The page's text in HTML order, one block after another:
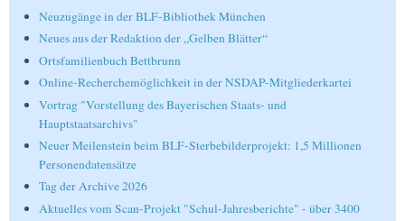
Neuzugänge in der BLF-Bibliothek München
Neues aus der Redaktion der „Gelben Blätter“
Ortsfamilienbuch Bettbrunn
Online-Recherchemöglichkeit in der NSDAP-Mitgliederkartei
Vortrag "Vorstellung des Bayerischen Staats- und
Hauptstaatsarchivs"
Neuer Meilenstein beim BLF-Sterbebilderprojekt: 1,5 Millionen
Personendatensätze
Tag der Archive 2026
Aktuelles vom Scan-Projekt "Schul-Jahresberichte" - über 3400